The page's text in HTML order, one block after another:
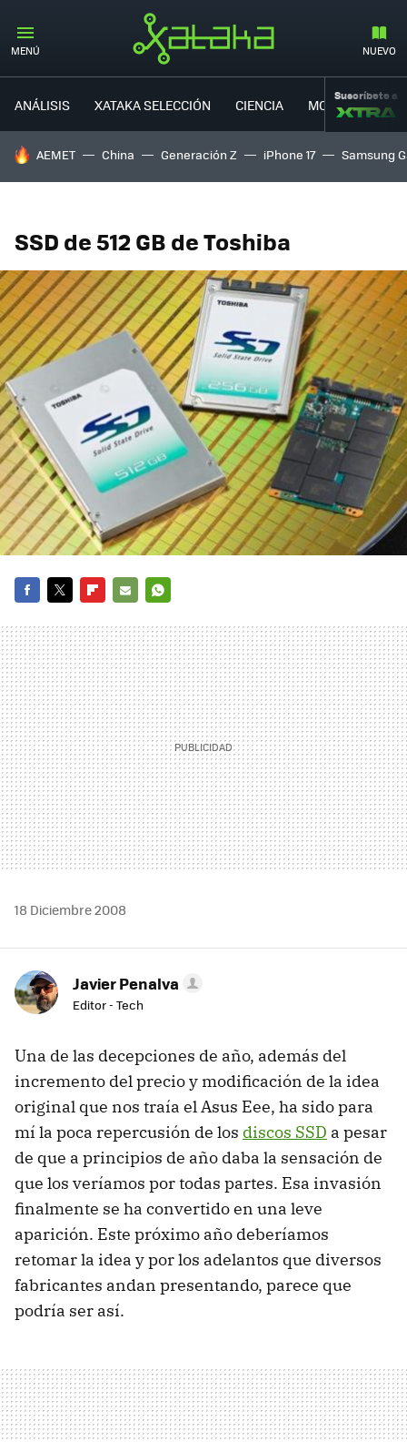
MENÚ NUEVO
ANÁLISIS XATAKA SELECCIÓN CIENCIA MOVILIDAD
Suscríbete a
HOY SE HABLA DE
AEMET China Generación Z iPhone 17 Samsung
SSD de 512 GB de Toshiba
MAIL
18 Diciembre 2008
Javier Penalva
Editor - Tech
Una de las decepciones de año, además del
incremento del precio y modificación de la idea
original que nos traía el Asus Eee, ha sido para
mí la poca repercusión de los discos SSD a pesar
de que a principios de año daba la sensación de
que los veríamos por todas partes. Esa invasión
finalmente se ha convertido en una leve
aparición. Este próximo año deberíamos
retomar la idea y por los adelantos que diversos
fabricantes andan presentando, parece que
podría ser así.